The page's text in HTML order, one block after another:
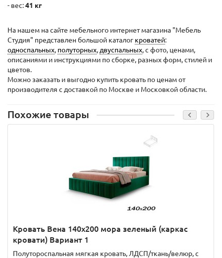
- вес:41 кг
На нашем на сайте мебельного интернет магазина "Мебель
Студия" представлен большой каталог кроватей:
односпальных, полуторных, двуспальных, с фото, ценами,
описаниями и инструкциями по сборке, разных форм, стилей и
цветов.
Можно заказать и выгодно купить кровать по ценам от
производителя с доставкой по Москве и Московкой области.
Похожие товары
Кровать Вена 140х200 мора зеленый (каркас
кровати) Вариант 1
Полутороспальная мягкая кровать, ЛДСП/ткань/велюр, с